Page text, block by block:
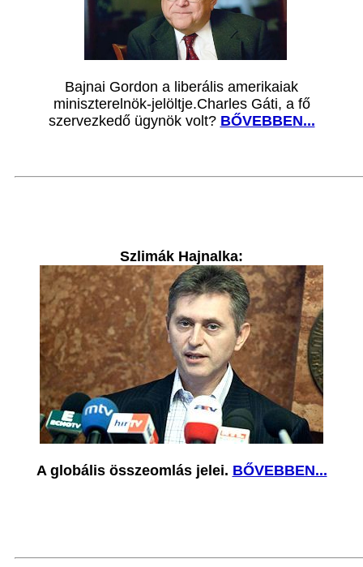
Bajnai Gordon a liberális amerikaiak
miniszterelnök-jelöltje.Charles Gáti, a fő
szervezkedő ügynök volt? BŐVEBBEN...
Szlimák Hajnalka:
A globális összeomlás jelei. BŐVEBBEN...